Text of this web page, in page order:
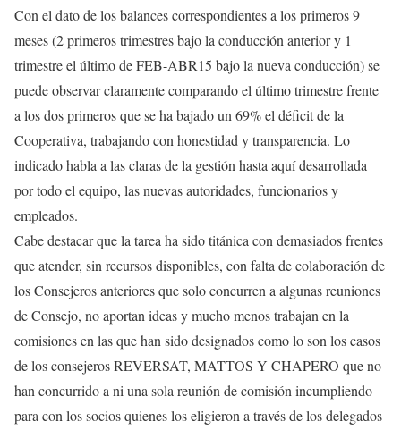
Con el dato de los balances correspondientes a los primeros 9
meses (2 primeros trimestres bajo la conducción anterior y 1
trimestre el último de FEB-ABR15 bajo la nueva conducción) se
puede observar claramente comparando el último trimestre frente
a los dos primeros que se ha bajado un 69% el déficit de la
Cooperativa, trabajando con honestidad y transparencia. Lo
indicado habla a las claras de la gestión hasta aquí desarrollada
por todo el equipo, las nuevas autoridades, funcionarios y
empleados.
Cabe destacar que la tarea ha sido titánica con demasiados frentes
que atender, sin recursos disponibles, con falta de colaboración de
los Consejeros anteriores que solo concurren a algunas reuniones
de Consejo, no aportan ideas y mucho menos trabajan en la
comisiones en las que han sido designados como lo son los casos
de los consejeros REVERSAT, MATTOS Y CHAPERO que no
han concurrido a ni una sola reunión de comisión incumpliendo
para con los socios quienes los eligieron a través de los delegados